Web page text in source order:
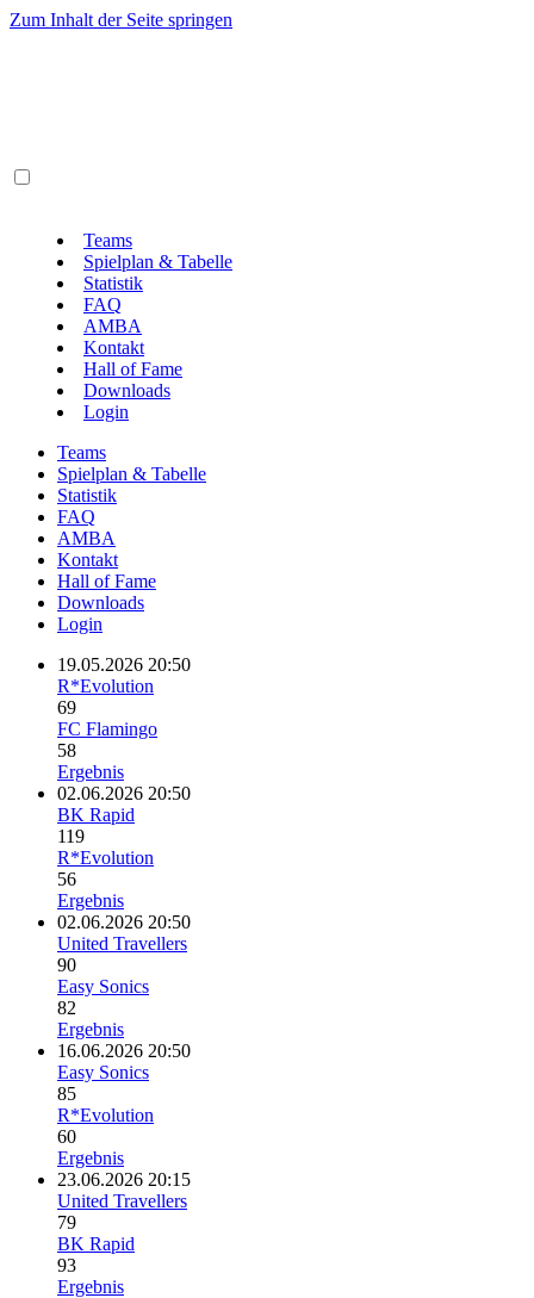
Zum Inhalt der Seite springen
Teams
Spielplan & Tabelle
Statistik
FAQ
AMBA
Kontakt
Hall of Fame
Downloads
Login
Teams
Spielplan & Tabelle
Statistik
FAQ
AMBA
Kontakt
Hall of Fame
Downloads
Login
19.05.2026 20:50
R*Evolution
69
FC Flamingo
58
Ergebnis
02.06.2026 20:50
BK Rapid
119
R*Evolution
56
Ergebnis
02.06.2026 20:50
United Travellers
90
Easy Sonics
82
Ergebnis
16.06.2026 20:50
Easy Sonics
85
R*Evolution
60
Ergebnis
23.06.2026 20:15
United Travellers
79
BK Rapid
93
Ergebnis